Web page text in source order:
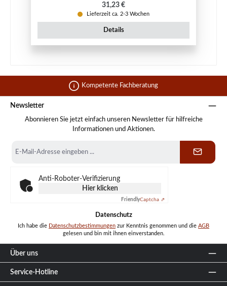
Regulärer Preis:
31,23 €
Lieferzeit ca. 2-3 Wochen
Details
Kompetente Fachberatung
Newsletter
Abonnieren Sie jetzt einfach unseren Newsletter für hilfreiche
Informationen und Aktionen.
Mail-
Anti-Roboter-Verifizierung
Hier klicken
FriendlyCaptcha ⇗
Datenschutz
Ich habe die Datenschutzbestimmungen zur Kenntnis genommen und die AGB
gelesen und bin mit ihnen einverstanden.
Über uns
Service-Hotline